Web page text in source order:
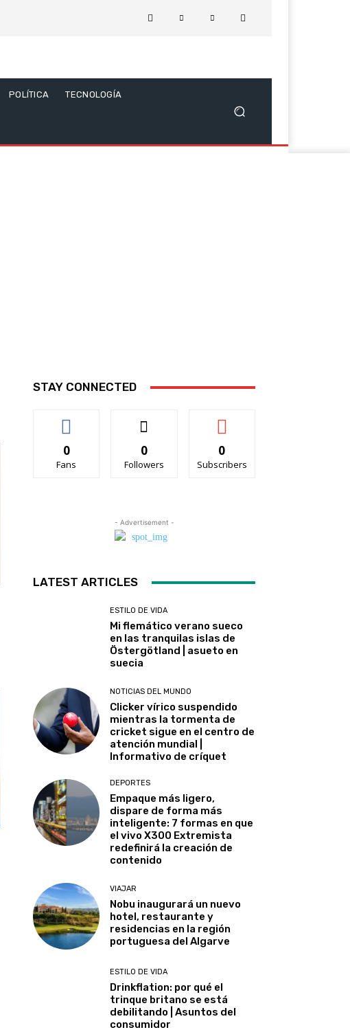
POLÍTICA TECNOLOGÍA
STAY CONNECTED
0
Fans
0
Followers
0
Subscribers
- Advertisement -
LATEST ARTICLES
ESTILO DE VIDA
Mi flemático verano sueco
en las tranquilas islas de
Östergötland | asueto en
suecia
NOTICIAS DEL MUNDO
Clicker vírico suspendido
mientras la tormenta de
cricket sigue en el centro de
atención mundial |
Informativo de críquet
DEPORTES
Empaque más ligero,
dispare de forma más
inteligente: 7 formas en que
el vivo X300 Extremista
redefinirá la creación de
contenido
VIAJAR
Nobu inaugurará un nuevo
hotel, restaurante y
residencias en la región
portuguesa del Algarve
ESTILO DE VIDA
Drinkflation: por qué el
trinque britano se está
debilitando | Asuntos del
consumidor